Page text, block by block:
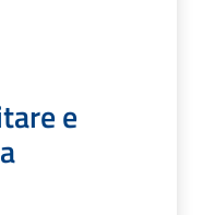
e